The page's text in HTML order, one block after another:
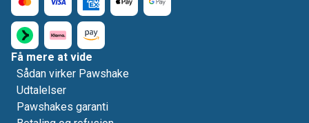
Få mere at vide
Sådan virker Pawshake
Udtalelser
Pawshakes garanti